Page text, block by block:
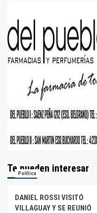
Te pueden interesar
Política
DANIEL ROSSI VISITÓ
VILLAGUAY Y SE REUNIÓ